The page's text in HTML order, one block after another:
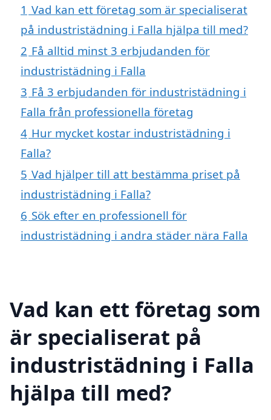
1 Vad kan ett företag som är specialiserat
på industristädning i Falla hjälpa till med?
2 Få alltid minst 3 erbjudanden för
industristädning i Falla
3 Få 3 erbjudanden för industristädning i
Falla från professionella företag
4 Hur mycket kostar industristädning i
Falla?
5 Vad hjälper till att bestämma priset på
industristädning i Falla?
6 Sök efter en professionell för
industristädning i andra städer nära Falla
Vad kan ett företag som
är specialiserat på
industristädning i Falla
hjälpa till med?